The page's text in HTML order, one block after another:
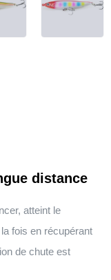
distance
atteint le
fois en récupérant
de chute est